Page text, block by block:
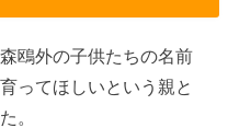
鴎外の子供たちの名前
ってほしいという親と
。